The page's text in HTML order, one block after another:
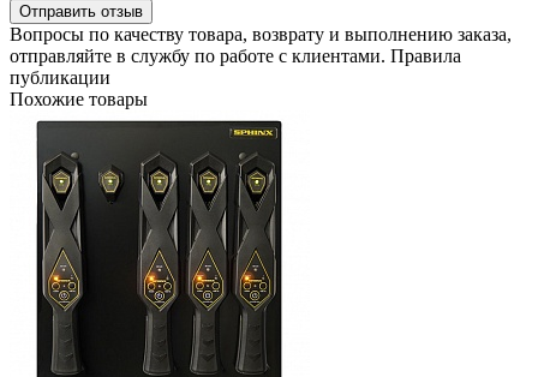
Отправить отзыв
Вопросы по качеству товара, возврату и выполнению заказа,
отправляйте в службу по работе с клиентами. Правила
публикации
Похожие товары